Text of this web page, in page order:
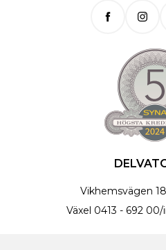
Vikhemsvägen 18
Växel 0413 - 692 00/